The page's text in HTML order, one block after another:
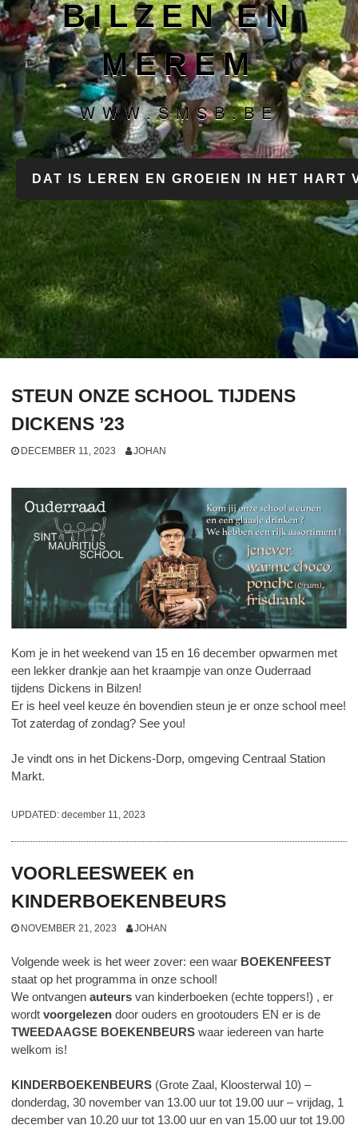
BILZEN EN
MEREM
WWW.SMSB.BE
DAT IS LEREN EN GROEIEN IN HET HART
STEUN ONZE SCHOOL TIJDENS
DICKENS ’23
DECEMBER 11, 2023 JOHAN
Kom je in het weekend van 15 en 16 december opwarmen met
een lekker drankje aan het kraampje van onze Ouderraad
tijdens Dickens in Bilzen!
Er is heel veel keuze én bovendien steun je er onze school mee!
Tot zaterdag of zondag? See you!
Je vindt ons in het Dickens-Dorp, omgeving Centraal Station
Markt.
UPDATED:december 11, 2023
VOORLEESWEEK en
KINDERBOEKENBEURS
NOVEMBER 21, 2023 JOHAN
Volgende week is het weer zover: een waar BOEKENFEEST
staat op het programma in onze school!
We ontvangenauteurs van kinderboeken (echte toppers!) , er
wordtvoorgelezen door ouders en grootouders EN er is de
TWEEDAAGSE BOEKENBEURSwaar iedereen van harte
welkom is!
KINDERBOEKENBEURS (Grote Zaal, Kloosterwal 10) –
donderdag, 30 november van 13.00 uur tot 19.00 uur – vrijdag, 1
december van 10.20 uur tot 13.00 uur en van 15.00 uur tot 19.00